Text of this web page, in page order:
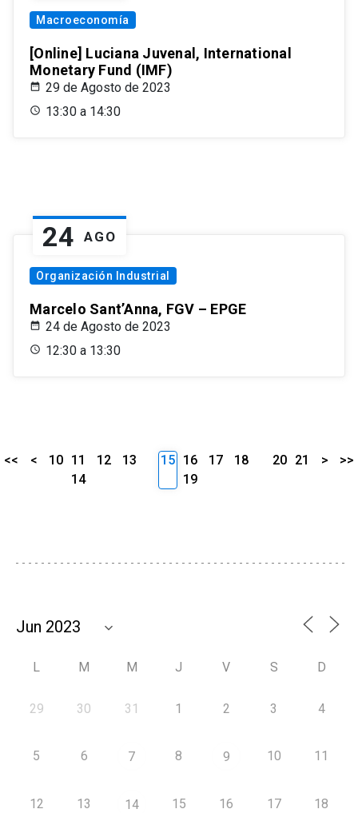
Macroeconomía
[Online] Luciana Juvenal, International
Monetary Fund (IMF)
29 de Agosto de 2023
13:30 a 14:30
24 AGO
Organización Industrial
Marcelo Sant’Anna, FGV – EPGE
24 de Agosto de 2023
12:30 a 13:30
<< < 10 11 12
13
14
15 16 17
18
19
20 21 > >>
L M M J V S D
29 30 31 1 2 3 4
5 6 7 8 9 10 11
12 13 14 15 16 17 18